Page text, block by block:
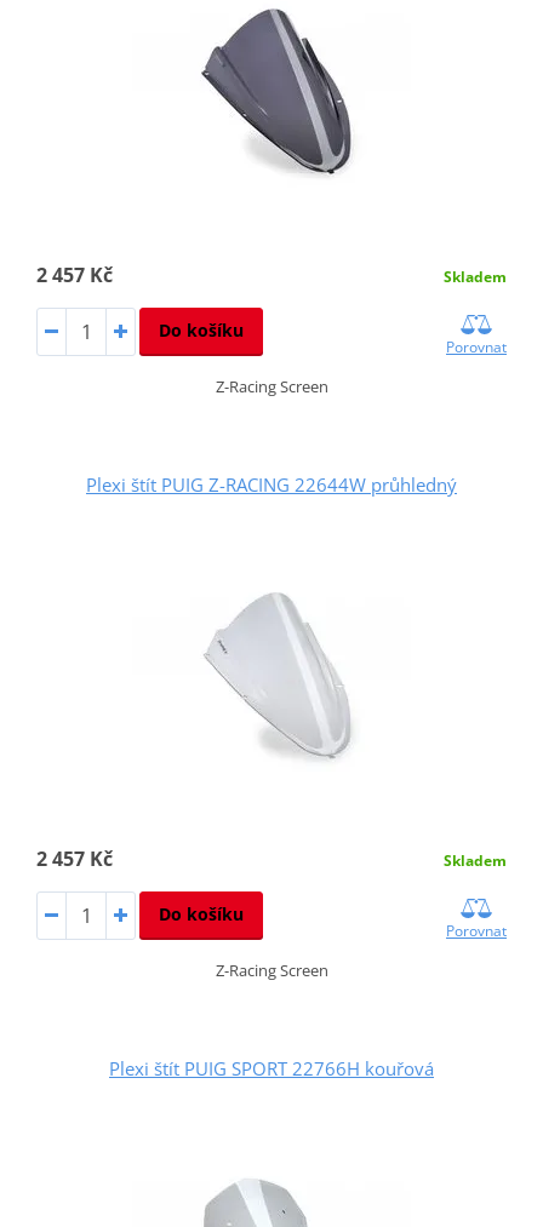
2 457 Kč Skladem
Do košíku
Porovnat
Z-Racing Screen
Plexi štít PUIG Z-RACING 22644W průhledný
2 457 Kč Skladem
Do košíku
Porovnat
Z-Racing Screen
Plexi štít PUIG SPORT 22766H kouřová